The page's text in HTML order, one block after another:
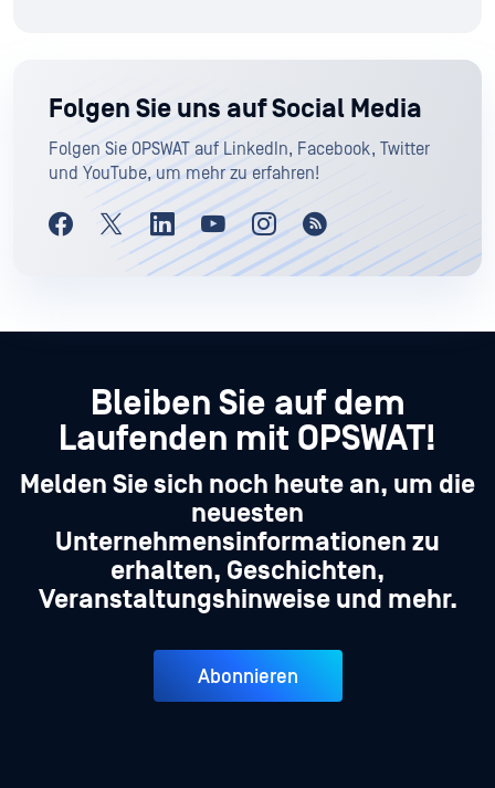
Folgen Sie uns auf Social Media
Folgen Sie OPSWAT auf LinkedIn, Facebook, Twitter
und YouTube, um mehr zu erfahren!
Bleiben Sie auf dem
Laufenden mit OPSWAT!
Melden Sie sich noch heute an, um die
neuesten
Unternehmensinformationen zu
erhalten, Geschichten,
Veranstaltungshinweise und mehr.
Abonnieren